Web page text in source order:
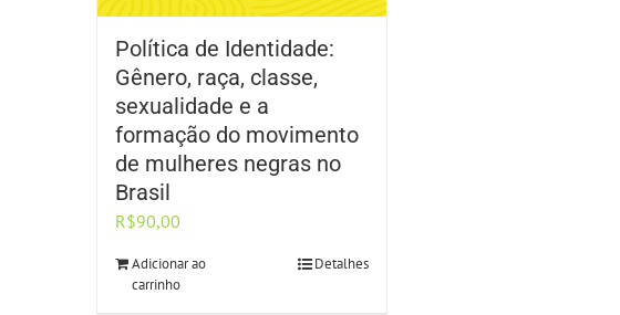
Política de Identidade:
Gênero, raça, classe,
sexualidade e a
formação do movimento
de mulheres negras no
Brasil
R$90,00
Adicionar ao
carrinho
Detalhes